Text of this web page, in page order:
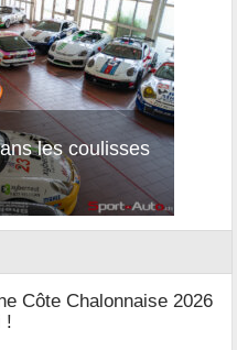
les coulisses
Côte Chalonnaise 2026
!